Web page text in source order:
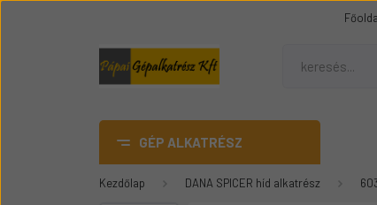
GÉP ALKATRÉSZ
AdBlue
Kezdőlap DANA SPICER híd alkatrész